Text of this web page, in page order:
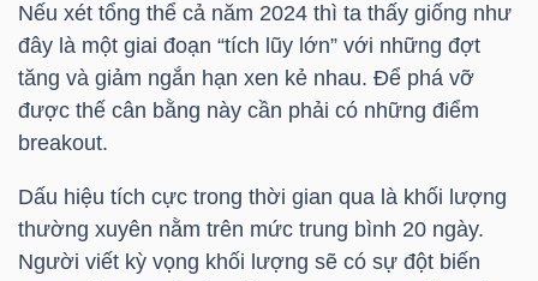
Nếu xét tổng thể cả năm 2024 thì ta thấy giống như
đây là một giai đoạn “tích lũy lớn” với những đợt
tăng và giảm ngắn hạn xen kẻ nhau. Để phá vỡ
được thế cân bằng này cần phải có những điểm
breakout.
Dấu hiệu tích cực trong thời gian qua là khối lượng
thường xuyên nằm trên mức trung bình 20 ngày.
Người viết kỳ vọng khối lượng sẽ có sự đột biến
PHÂN
TÍCH
VIETSTOCKFINANCE
VĨ
MÔ